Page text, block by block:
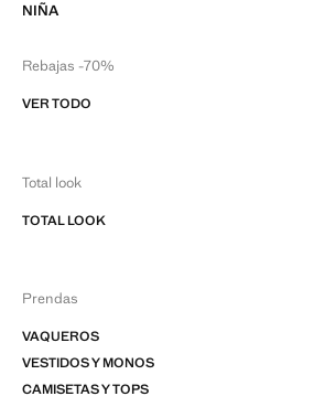
NIÑA
Rebajas -70%
VER TODO
Total look
TOTAL LOOK
Prendas
VAQUEROS
VESTIDOS Y MONOS
CAMISETAS Y TOPS